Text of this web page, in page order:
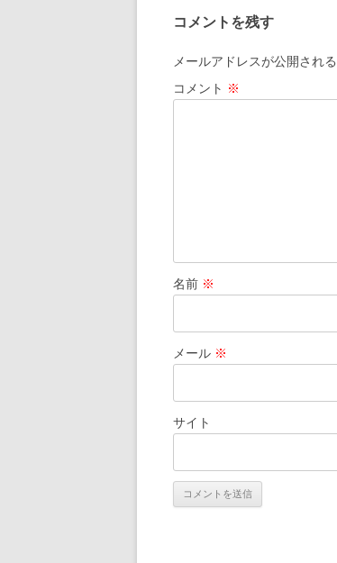
ビ
ゲ
ー
コメントを残す
メールアドレスが公開され
コメント ※
名前 ※
メール ※
サイト